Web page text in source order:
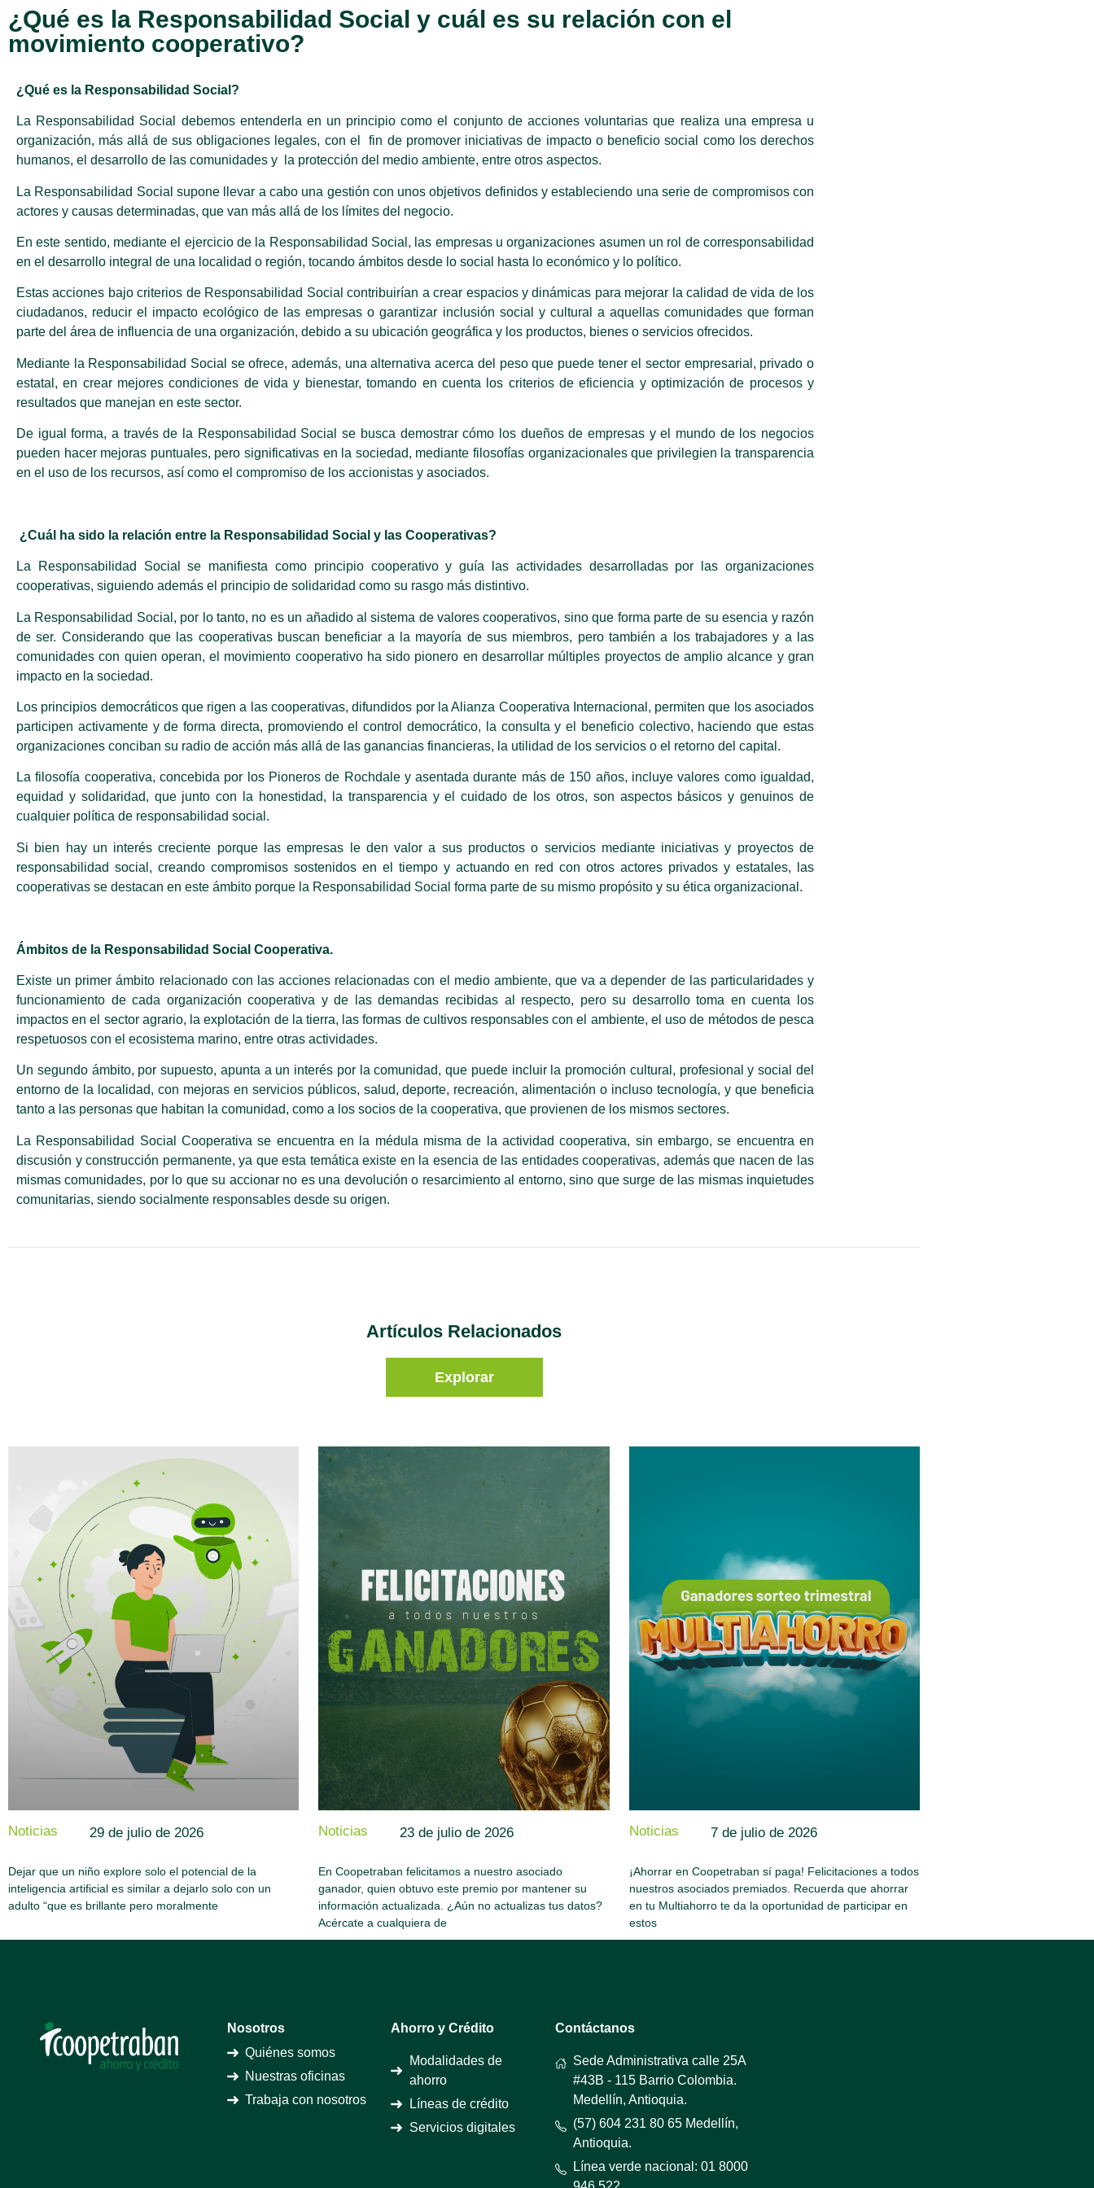
¿Qué es la Responsabilidad Social y cuál es su relación con el
movimiento cooperativo?
¿Qué es la Responsabilidad Social?
La Responsabilidad Social debemos entenderla en un principio como el conjunto de acciones voluntarias que realiza una empresa u
organización, más allá de sus obligaciones legales, con el fin de promover iniciativas de impacto o beneficio social como los derechos
humanos, el desarrollo de las comunidades y la protección del medio ambiente, entre otros aspectos.
La Responsabilidad Social supone llevar a cabo una gestión con unos objetivos definidos y estableciendo una serie de compromisos con
actores y causas determinadas, que van más allá de los límites del negocio.
En este sentido, mediante el ejercicio de la Responsabilidad Social, las empresas u organizaciones asumen un rol de corresponsabilidad
en el desarrollo integral de una localidad o región, tocando ámbitos desde lo social hasta lo económico y lo político.
Estas acciones bajo criterios de Responsabilidad Social contribuirían a crear espacios y dinámicas para mejorar la calidad de vida de los
ciudadanos, reducir el impacto ecológico de las empresas o garantizar inclusión social y cultural a aquellas comunidades que forman
parte del área de influencia de una organización, debido a su ubicación geográfica y los productos, bienes o servicios ofrecidos.
Mediante la Responsabilidad Social se ofrece, además, una alternativa acerca del peso que puede tener el sector empresarial, privado o
estatal, en crear mejores condiciones de vida y bienestar, tomando en cuenta los criterios de eficiencia y optimización de procesos y
resultados que manejan en este sector.
De igual forma, a través de la Responsabilidad Social se busca demostrar cómo los dueños de empresas y el mundo de los negocios
pueden hacer mejoras puntuales, pero significativas en la sociedad, mediante filosofías organizacionales que privilegien la transparencia
en el uso de los recursos, así como el compromiso de los accionistas y asociados.
¿Cuál ha sido la relación entre la Responsabilidad Social y las Cooperativas?
La Responsabilidad Social se manifiesta como principio cooperativo y guía las actividades desarrolladas por las organizaciones
cooperativas, siguiendo además el principio de solidaridad como su rasgo más distintivo.
La Responsabilidad Social, por lo tanto, no es un añadido al sistema de valores cooperativos, sino que forma parte de su esencia y razón
de ser. Considerando que las cooperativas buscan beneficiar a la mayoría de sus miembros, pero también a los trabajadores y a las
comunidades con quien operan, el movimiento cooperativo ha sido pionero en desarrollar múltiples proyectos de amplio alcance y gran
impacto en la sociedad.
Los principios democráticos que rigen a las cooperativas, difundidos por la Alianza Cooperativa Internacional, permiten que los asociados
participen activamente y de forma directa, promoviendo el control democrático, la consulta y el beneficio colectivo, haciendo que estas
organizaciones conciban su radio de acción más allá de las ganancias financieras, la utilidad de los servicios o el retorno del capital.
La filosofía cooperativa, concebida por los Pioneros de Rochdale y asentada durante más de 150 años, incluye valores como igualdad,
equidad y solidaridad, que junto con la honestidad, la transparencia y el cuidado de los otros, son aspectos básicos y genuinos de
cualquier política de responsabilidad social.
Si bien hay un interés creciente porque las empresas le den valor a sus productos o servicios mediante iniciativas y proyectos de
responsabilidad social, creando compromisos sostenidos en el tiempo y actuando en red con otros actores privados y estatales, las
cooperativas se destacan en este ámbito porque la Responsabilidad Social forma parte de su mismo propósito y su ética organizacional.
Ámbitos de la Responsabilidad Social Cooperativa.
Existe un primer ámbito relacionado con las acciones relacionadas con el medio ambiente, que va a depender de las particularidades y
funcionamiento de cada organización cooperativa y de las demandas recibidas al respecto, pero su desarrollo toma en cuenta los
impactos en el sector agrario, la explotación de la tierra, las formas de cultivos responsables con el ambiente, el uso de métodos de pesca
respetuosos con el ecosistema marino, entre otras actividades.
Un segundo ámbito, por supuesto, apunta a un interés por la comunidad, que puede incluir la promoción cultural, profesional y social del
entorno de la localidad, con mejoras en servicios públicos, salud, deporte, recreación, alimentación o incluso tecnología, y que beneficia
tanto a las personas que habitan la comunidad, como a los socios de la cooperativa, que provienen de los mismos sectores.
La Responsabilidad Social Cooperativa se encuentra en la médula misma de la actividad cooperativa, sin embargo, se encuentra en
discusión y construcción permanente, ya que esta temática existe en la esencia de las entidades cooperativas, además que nacen de las
mismas comunidades, por lo que su accionar no es una devolución o resarcimiento al entorno, sino que surge de las mismas inquietudes
comunitarias, siendo socialmente responsables desde su origen.
Artículos Relacionados
Explorar
Noticias
Dejar que un niño explore solo el potencial de la
inteligencia artificial es similar a dejarlo solo con un
adulto “que es brillante pero moralmente
29 de julio de 2026 Noticias
En Coopetraban felicitamos a nuestro asociado
ganador, quien obtuvo este premio por mantener su
información actualizada. ¿Aún no actualizas tus datos?
Acércate a cualquiera de
23 de julio de 2026 Noticias
¡Ahorrar en Coopetraban sí paga! Felicitaciones a todos
nuestros asociados premiados. Recuerda que ahorrar
en tu Multiahorro te da la oportunidad de participar en
estos
7 de julio de 2026
Nosotros
Quiénes somos
Nuestras oficinas
Trabaja con nosotros
Ahorro y Crédito
Modalidades de
ahorro
Líneas de crédito
Servicios digitales
Contáctanos
Sede Administrativa calle 25A
#43B - 115 Barrio Colombia.
Medellín, Antioquia.
(57) 604 231 80 65 Medellín,
Antioquia.
Línea verde nacional: 01 8000